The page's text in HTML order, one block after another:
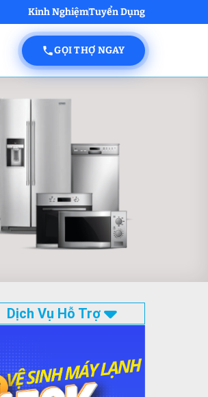
Kinh NghiệmTuyển Dụng
GỌI THỢ NGAY
Dịch Vụ Hỗ Trợ